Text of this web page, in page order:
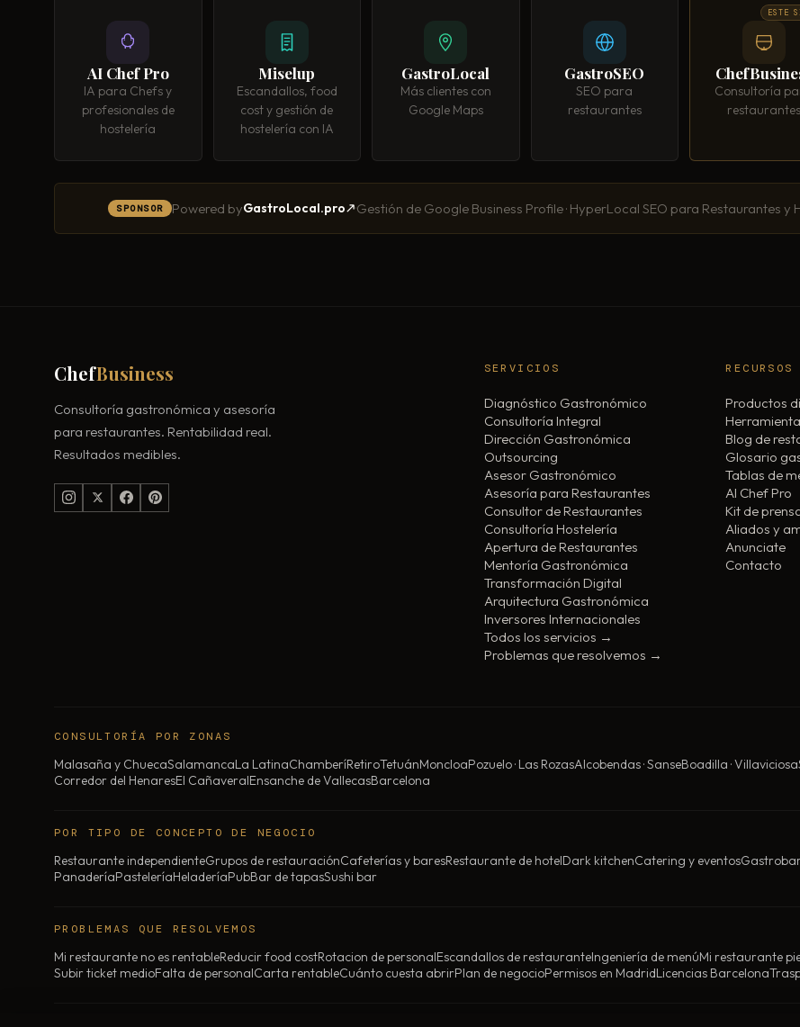
AI Chef Pro
IA para Chefs y
profesionales de
hostelería
Miselup
Escandallos, food
cost y gestión de
hostelería con IA
GastroLocal
Más clientes con
Google Maps
GastroSEO
SEO para
restaurantes
Consultoría
restaurantes
ESTE
SPONSOR Powered byGastroLocal.pro ·Gestión de Google Business Profile · HyperLocal SEO para Restaurantes
ChefBusiness
Consultoría gastronómica y asesoría
para restaurantes. Rentabilidad real.
Resultados medibles.
SERVICIOS
Diagnóstico Gastronómico
Consultoría Integral
Dirección Gastronómica
Outsourcing
Asesor Gastronómico
Asesoría para Restaurantes
Consultor de Restaurantes
Consultoría Hostelería
Apertura de Restaurantes
Mentoría Gastronómica
Transformación Digital
Arquitectura Gastronómica
Inversores Internacionales
Todos los servicios →
Problemas que resolvemos →
RECURSOS
Productos
Blog de
Glosario
Tablas de
AI Chef Pro
Kit de
Aliados y
Anunciate
Contacto
CONSULTORÍA POR ZONAS
Malasaña y ChuecaSalamancaLa LatinaChamberíRetiroTetuánMoncloaPozuelo · Las RozasAlcobendas · SanseBoadilla · Villaviciosa
Corredor del HenaresEl CañaveralEnsanche de VallecasBarcelona
POR TIPO DE CONCEPTO DE NEGOCIO
Restaurante independienteGrupos de restauraciónCafeterías y baresRestaurante de hotelDark kitchenCatering y eventos
PanaderíaPasteleríaHeladeríaPubBar de tapasSushi bar
PROBLEMAS QUE RESOLVEMOS
Mi restaurante no es rentableReducir food costRotacion de personalEscandallos de restauranteIngeniería de menúMi restaurante
Subir ticket medioFalta de personalCarta rentableCuánto cuesta abrirPlan de negocioPermisos en MadridLicencias Barcelona